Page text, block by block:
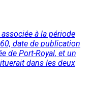
à la période
date de publication
de Port-Royal, et un
dans les deux